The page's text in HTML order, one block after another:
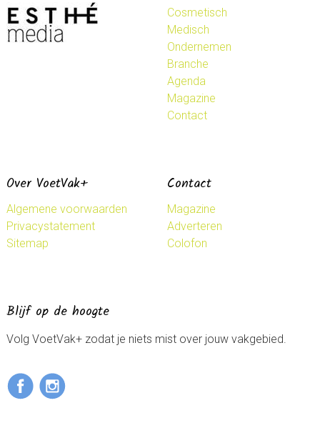
Cosmetisch
Medisch
Ondernemen
Branche
Agenda
Magazine
Contact
Over VoetVak+
Algemene voorwaarden
Privacystatement
Sitemap
Contact
Magazine
Adverteren
Colofon
Blijf op de hoogte
Volg VoetVak+ zodat je niets mist over jouw vakgebied.